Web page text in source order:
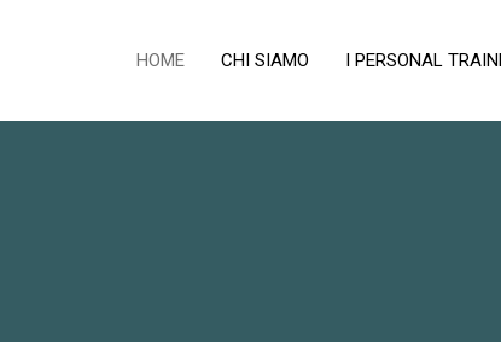
HOME CHI SIAMO I PERSONAL